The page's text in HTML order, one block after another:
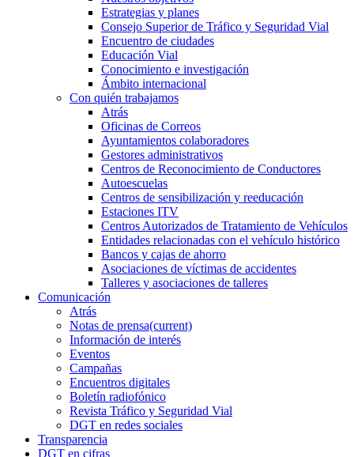
Estrategias y planes
Consejo Superior de Tráfico y Seguridad Vial
Encuentro de ciudades
Educación Vial
Conocimiento e investigación
Ámbito internacional
Con quién trabajamos
Atrás
Oficinas de Correos
Ayuntamientos colaboradores
Gestores administrativos
Centros de Reconocimiento de Conductores
Autoescuelas
Centros de sensibilización y reeducación
Estaciones ITV
Centros Autorizados de Tratamiento de Vehículos
Entidades relacionadas con el vehículo histórico
Bancos y cajas de ahorro
Asociaciones de víctimas de accidentes
Talleres y asociaciones de talleres
Comunicación
Atrás
Notas de prensa(current)
Información de interés
Eventos
Campañas
Encuentros digitales
Boletín radiofónico
Revista Tráfico y Seguridad Vial
DGT en redes sociales
Transparencia
DGT en cifras